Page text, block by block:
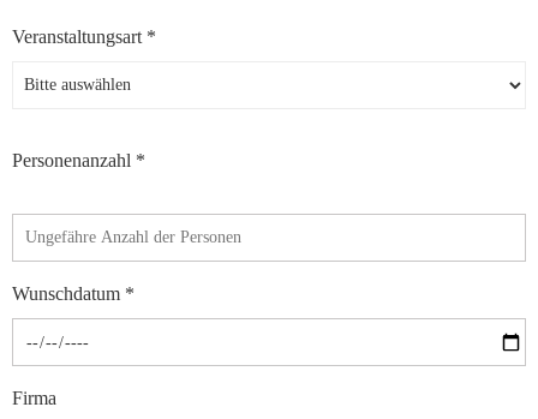
Veranstaltungsart *
Personenanzahl *
Wunschdatum *
Firma